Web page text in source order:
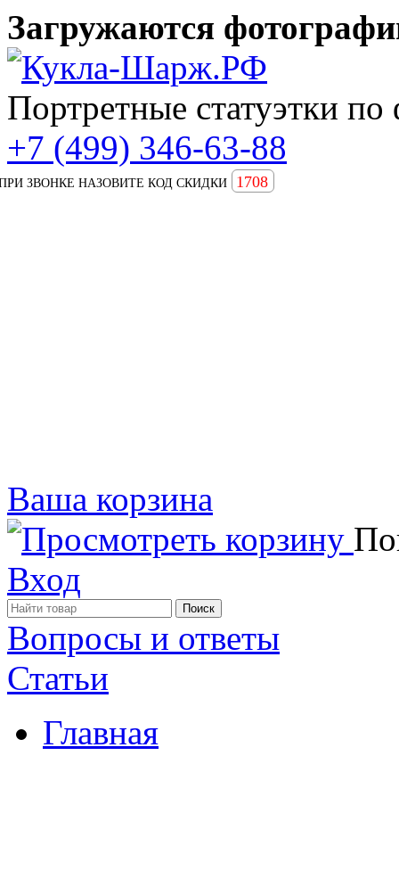
Загружаются
Портретные статуэтки по
+7 (499) 346-63-88
ЗВОНКЕ НАЗОВИТЕ КОД СКИДКИ 1708
Ваша корзина
Вход
Вопросы и ответы
Статьи
Главная